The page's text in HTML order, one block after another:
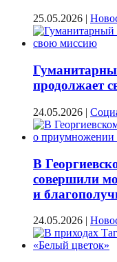
25.05.2026 |
продолжает
24.05.2026 |
В
совершили
и
24.05.2026 |